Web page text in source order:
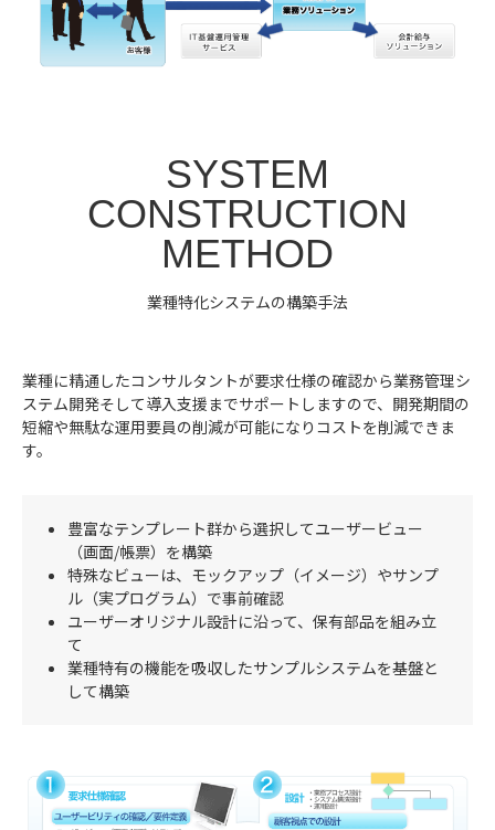
SYSTEM
CONSTRUCTION
METHOD
業種特化システムの構築手法
業種に精通したコンサルタントが要求仕様の確認から業務管理シ
ステム開発そして導入支援までサポートしますので、開発期間の
短縮や無駄な運用要員の削減が可能になりコストを削減できま
す。
豊富なテンプレート群から選択してユーザービュー
（画面/帳票）を構築
特殊なビューは、モックアップ（イメージ）やサンプ
ル（実プログラム）で事前確認
ユーザーオリジナル設計に沿って、保有部品を組み立
て
業種特有の機能を吸収したサンプルシステムを基盤と
して構築